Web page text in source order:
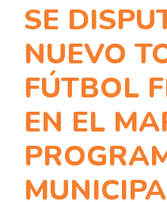
SE
NUEVO
FÚTBOL
EN EL